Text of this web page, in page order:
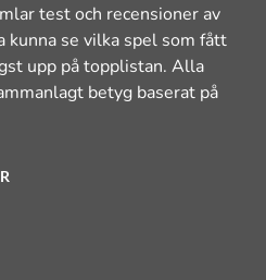
test och recensioner av
kunna se vilka spel som fått
upp på topplistan. Alla
betyg baserat på